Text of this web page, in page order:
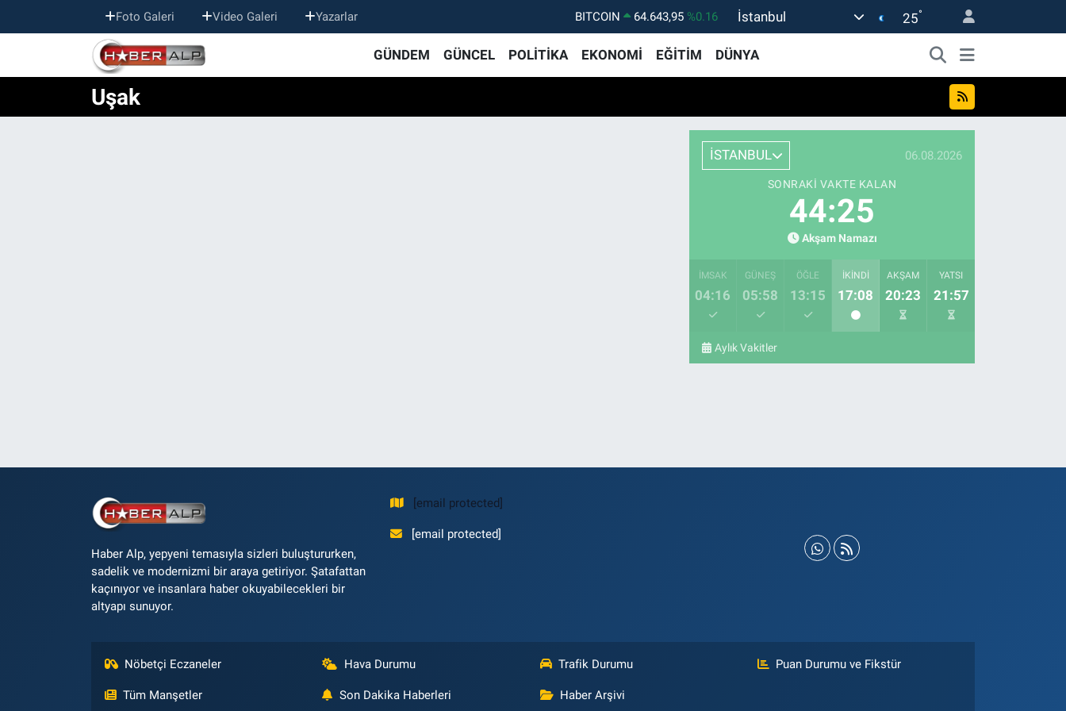
Foto Galeri Video Galeri Yazarlar BITCOIN 64.643,95 %0.16
47,6006
%0.06
EURO
55,0250 %0.02
%0.12
%70
İstanbul 25°
GÜNDEM GÜNCEL POLİTİKA EKONOMİ EĞİTİM DÜNYA
Uşak
İSTANBUL 06.08.2026
SONRAKI VAKTE KALAN
44:25
Akşam Namazı
İMSAK
04:16
GÜNEŞ
05:58
ÖĞLE
13:15
İKINDI
17:08
AKŞAM
20:23
YATSI
21:57
Aylık Vakitler
Haber Alp, yepyeni temasıyla sizleri buluştururken,
sadelik ve modernizmi bir araya getiriyor. Şatafattan
kaçınıyor ve insanlara haber okuyabilecekleri bir
altyapı sunuyor.
[email protected]
[email protected]
Nöbetçi Eczaneler Hava Durumu Trafik Durumu Puan Durumu ve Fikstür
Tüm Manşetler Son Dakika Haberleri Haber Arşivi
Nöbetçi Eczaneler
Hava Durumu